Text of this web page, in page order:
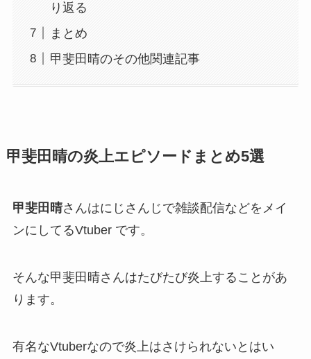
り返る
まとめ
甲斐田晴のその他関連記事
甲斐田晴の炎上エピソードまとめ5選
甲斐田晴さんはにじさんじで雑談配信などをメイ
ンにしてるVtuber です。
そんな甲斐田晴さんはたびたび炎上することがあ
ります。
有名なVtuberなので炎上はさけられないとはい